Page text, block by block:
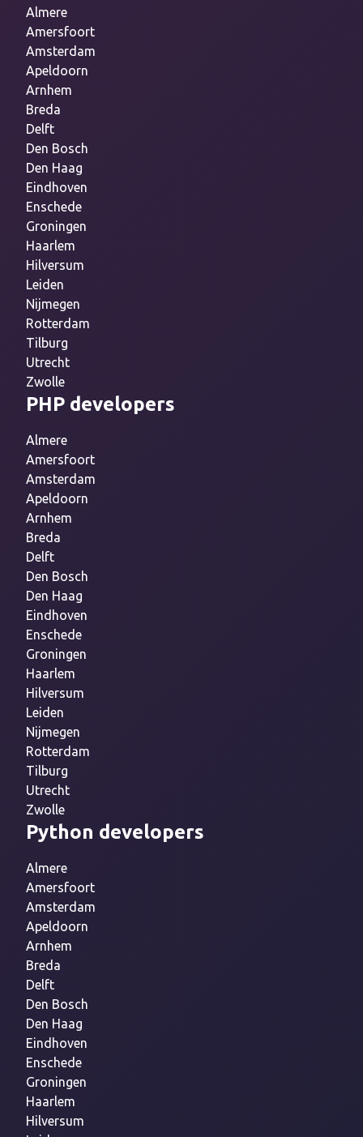
Almere
Amersfoort
Amsterdam
Apeldoorn
Arnhem
Breda
Delft
Den Bosch
Den Haag
Eindhoven
Enschede
Groningen
Haarlem
Hilversum
Leiden
Nijmegen
Rotterdam
Tilburg
Utrecht
Zwolle
PHP developers
Almere
Amersfoort
Amsterdam
Apeldoorn
Arnhem
Breda
Delft
Den Bosch
Den Haag
Eindhoven
Enschede
Groningen
Haarlem
Hilversum
Leiden
Nijmegen
Rotterdam
Tilburg
Utrecht
Zwolle
Python developers
Almere
Amersfoort
Amsterdam
Apeldoorn
Arnhem
Breda
Delft
Den Bosch
Den Haag
Eindhoven
Enschede
Groningen
Haarlem
Hilversum